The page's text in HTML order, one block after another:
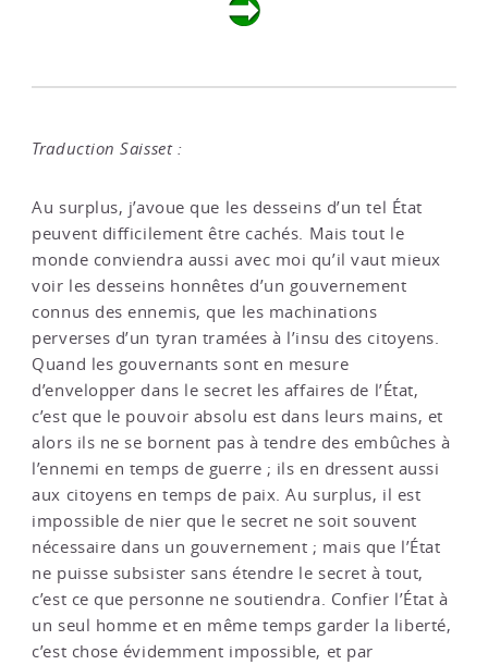
Traduction Saisset :
Au surplus, j’avoue que les desseins d’un tel État
peuvent difficilement être cachés. Mais tout le
monde conviendra aussi avec moi qu’il vaut mieux
voir les desseins honnêtes d’un gouvernement
connus des ennemis, que les machinations
perverses d’un tyran tramées à l’insu des citoyens.
Quand les gouvernants sont en mesure
d’envelopper dans le secret les affaires de l’État,
c’est que le pouvoir absolu est dans leurs mains, et
alors ils ne se bornent pas à tendre des embûches à
l’ennemi en temps de guerre ; ils en dressent aussi
aux citoyens en temps de paix. Au surplus, il est
impossible de nier que le secret ne soit souvent
nécessaire dans un gouvernement ; mais que l’État
ne puisse subsister sans étendre le secret à tout,
c’est ce que personne ne soutiendra. Confier l’État à
un seul homme et en même temps garder la liberté,
c’est chose évidemment impossible, et par